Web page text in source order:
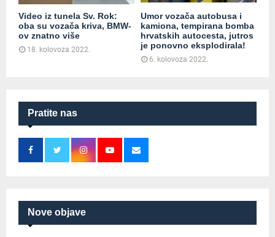
Pratite nas
Nove objave
Video iz tunela Sv. Rok:
oba su vozača kriva, BMW-
ov znatno više
18. kolovoza 2022.
Umor vozača autobusa i
kamiona, tempirana bomba
hrvatskih autocesta, jutros
je ponovno eksplodirala!
6. kolovoza 2022.